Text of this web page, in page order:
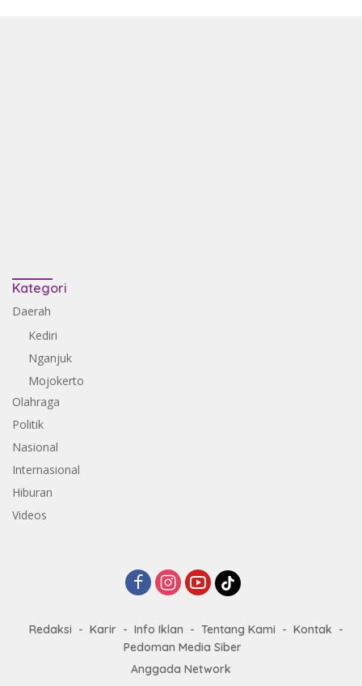
Kategori
Daerah
Kediri
Nganjuk
Mojokerto
Olahraga
Politik
Nasional
Internasional
Hiburan
Videos
Redaksi Karir Info Iklan Tentang Kami
Kontak
Pedoman Media Siber
Anggada Network